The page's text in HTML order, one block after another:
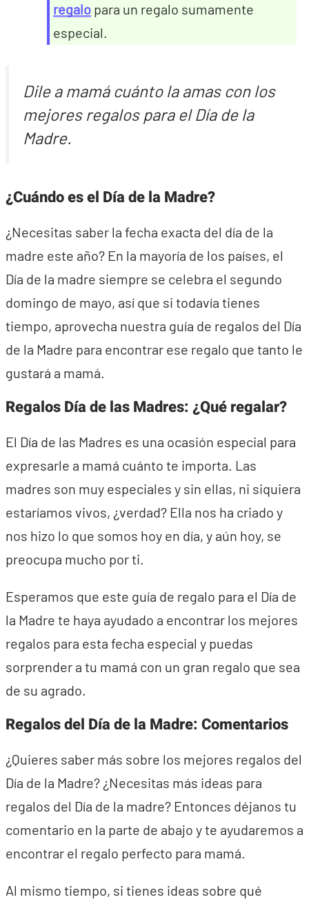
regalo para un regalo sumamente
especial.
Dile a mamá cuánto la amas con los
mejores regalos para el Día de la
Madre.
¿Cuándo es el Día de la Madre?
¿Necesitas saber la fecha exacta del día de la
madre este año? En la mayoría de los países, el
Día de la madre siempre se celebra el segundo
domingo de mayo, así que si todavía tienes
tiempo, aprovecha nuestra guía de regalos del Día
de la Madre para encontrar ese regalo que tanto le
gustará a mamá.
Regalos Día de las Madres: ¿Qué regalar?
El Día de las Madres es una ocasión especial para
expresarle a mamá cuánto te importa. Las
madres son muy especiales y sin ellas, ni siquiera
estaríamos vivos, ¿verdad? Ella nos ha criado y
nos hizo lo que somos hoy en día, y aún hoy, se
preocupa mucho por ti.
Esperamos que este guía de regalo para el Día de
la Madre te haya ayudado a encontrar los mejores
regalos para esta fecha especial y puedas
sorprender a tu mamá con un gran regalo que sea
de su agrado.
Regalos del Día de la Madre: Comentarios
¿Quieres saber más sobre los mejores regalos del
Día de la Madre? ¿Necesitas más ideas para
regalos del Día de la madre? Entonces déjanos tu
comentario en la parte de abajo y te ayudaremos a
encontrar el regalo perfecto para mamá.
Al mismo tiempo, si tienes ideas sobre qué